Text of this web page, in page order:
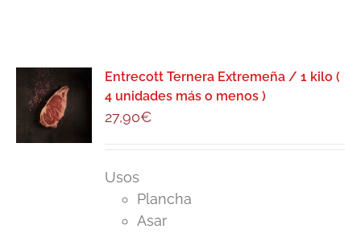
Entrecott Ternera Extremeña / 1 kilo (
4 unidades más o menos )
27,90€
Usos
Plancha
Asar